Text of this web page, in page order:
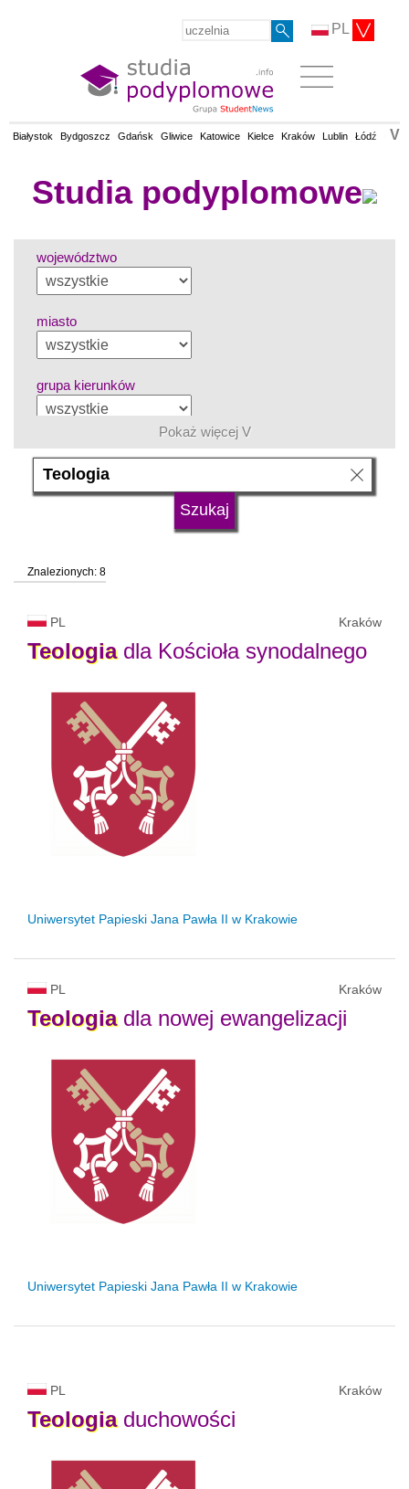
PL
Białystok Bydgoszcz Gdańsk Gliwice Katowice Kielce Kraków Lublin Łódź V
Studia podyplomowe
województwo
miasto
grupa kierunków
język
status uczelni
Pokaż więcej V
Znalezionych: 8
PL Kraków
Teologiadla Kościoła synodalnego
Uniwersytet Papieski Jana Pawła II w Krakowie
PL Kraków
Teologiadla nowej ewangelizacji
Uniwersytet Papieski Jana Pawła II w Krakowie
PL Kraków
Teologiaduchowości